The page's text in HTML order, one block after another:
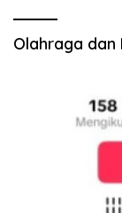
Olahraga dan